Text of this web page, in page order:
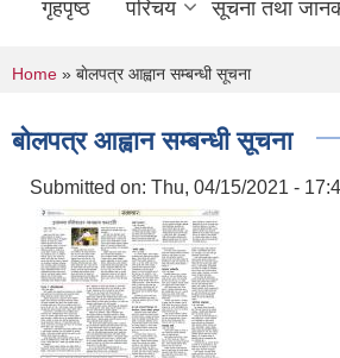
गृहपृष्ठ परिचय सूचना तथा
You are here
Home » बाेलपत्र आह्वान सम्बन्धी सूचना
बाेलपत्र आह्वान सम्बन्धी सूचना
Submitted on: Thu, 04/15/2021 -